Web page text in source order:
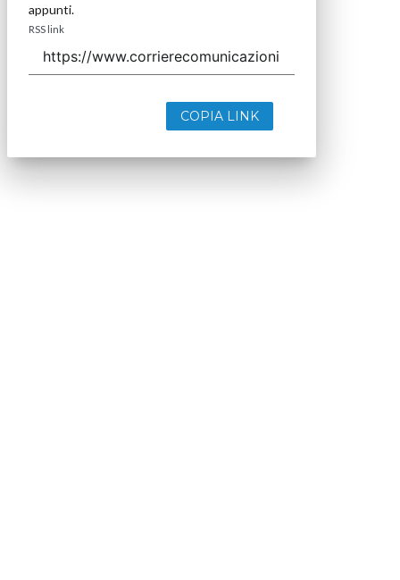
appunti.
RSS link
COPIA LINK